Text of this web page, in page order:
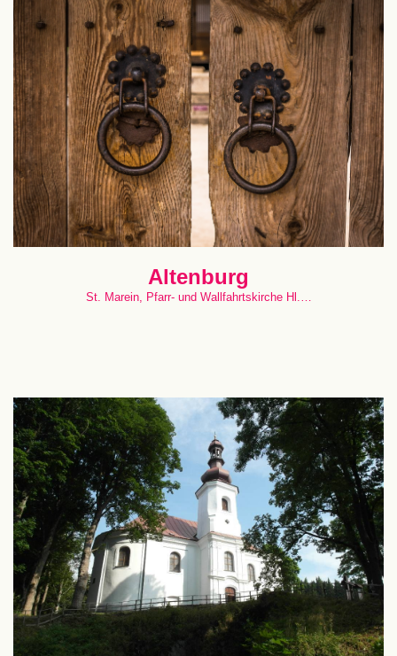
Altenburg
St. Marein, Pfarr- und Wallfahrtskirche Hl.…